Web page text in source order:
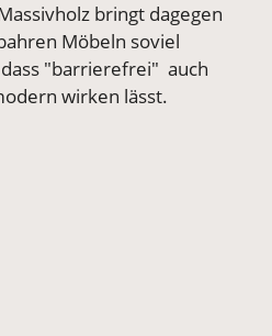
bringt dagegen
Möbeln soviel
"barrierefrei" auch
wirken lässt.